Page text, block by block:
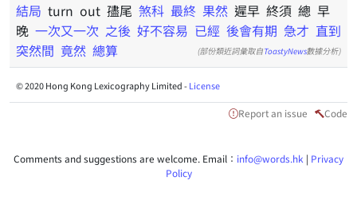
結局 turn out 孻尾 煞科 最終 果然 遲早 終須 總 早
晚 一次又一次 之後 好不容易 已經 後會有期 急才 直到
突然間 竟然 總算 (部份類近詞彙取自ToastyNews數據分析)
© 2020 Hong Kong Lexicography Limited -License
Report an issue Code
Comments and suggestions are welcome. Email： info@words.hk | Privacy
Policy